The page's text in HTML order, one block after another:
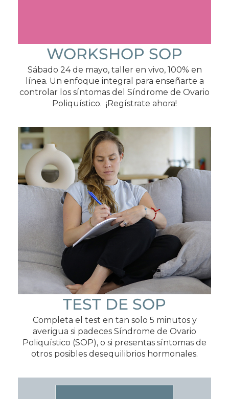
WORKSHOP SOP
Sábado 24 de mayo, taller en vivo, 100% en
línea. Un enfoque integral para enseñarte a
controlar los síntomas del Síndrome de Ovario
Poliquístico. ¡Regístrate ahora!
TEST DE SOP
Completa el test en tan solo 5 minutos y
averigua si padeces Síndrome de Ovario
Poliquístico (SOP), o si presentas síntomas de
otros posibles desequilibrios hormonales.